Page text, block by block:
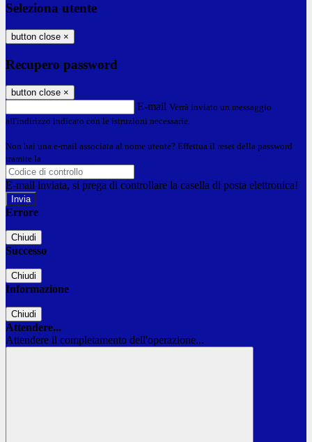
Seleziona utente
button close ×
Recupero password
button close ×
E-mail Verrà inviato un messaggio
all'indirizzo indicato con le istruzioni necessarie.
Non hai una e-mail associata al nome utente? Effettua il reset della password
tramite la
E-mail inviata, si prega di controllare la casella di posta elettronica!
Errore
Chiudi
Successo
Chiudi
Informazione
Chiudi
Attendere...
Attendere il completamento dell'operazione...